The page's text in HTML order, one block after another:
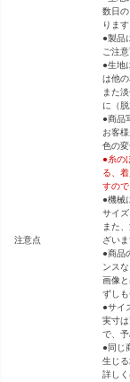
注意点
数日
ります
●製品
ご注意
●生地
は他
また
に（
●商品
お客
色の
●糸の
る、
すので
●機械
サイ
また
ざい
●商品
ンス
画像
ずし
●サイ
実寸
で、予
●同じ
生じる
詳し